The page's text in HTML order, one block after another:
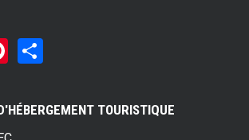
Pi
nt
er
es
ar
e
TOURISTIQUE